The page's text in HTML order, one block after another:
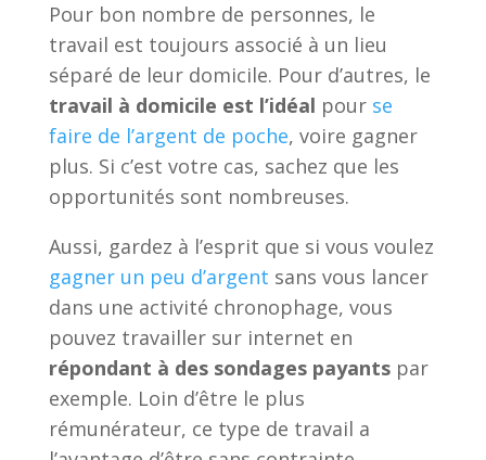
Pour bon nombre de personnes, le
travail est toujours associé à un lieu
séparé de leur domicile. Pour d’autres, le
travail à domicile est l’idéal pour se
faire de l’argent de poche, voire gagner
plus. Si c’est votre cas, sachez que les
opportunités sont nombreuses.
Aussi, gardez à l’esprit que si vous voulez
gagner un peu d’argent sans vous lancer
dans une activité chronophage, vous
pouvez travailler sur internet en
répondant à des sondages payantspar
exemple. Loin d’être le plus
rémunérateur, ce type de travail a